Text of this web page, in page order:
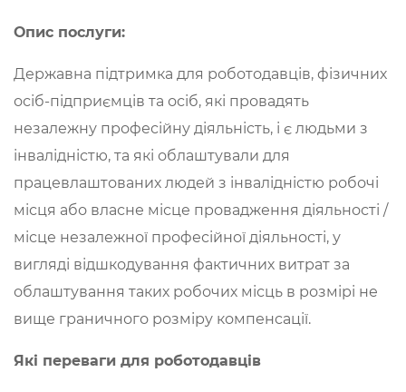
Опис послуги:
Державна підтримка для роботодавців, фізичних
осіб-підприємців та осіб, які провадять
незалежну професійну діяльність, і є людьми з
інвалідністю, та які облаштували для
працевлаштованих людей з інвалідністю робочі
місця або власне місце провадження діяльності /
місце незалежної професійної діяльності, у
вигляді відшкодування фактичних витрат за
облаштування таких робочих місць в розмірі не
вище граничного розміру компенсації.
Які переваги для роботодавців